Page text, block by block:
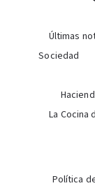
Últimas
Sociedad
La Cocina
Política